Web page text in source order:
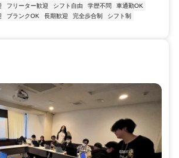
フリーター歓迎 シフト自由 学歴不問
車通勤OK
ブランクOK 長期歓迎 完全歩合制
シフト制